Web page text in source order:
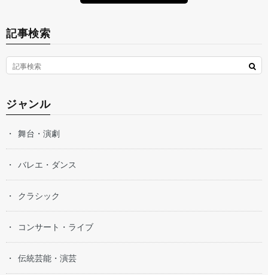
記事検索
ジャンル
舞台・演劇
バレエ・ダンス
クラシック
コンサート・ライブ
伝統芸能・演芸